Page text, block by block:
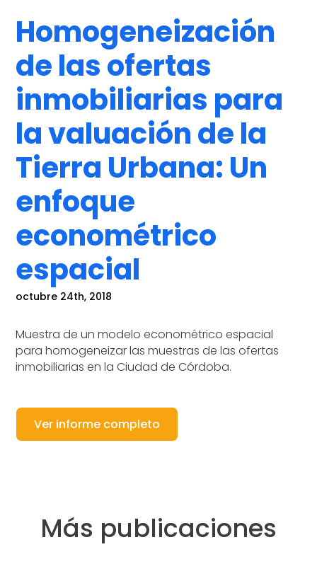
Homogeneización
de las ofertas
inmobiliarias para
la valuación de la
Tierra Urbana: Un
enfoque
econométrico
espacial
octubre 24th, 2018
Muestra de un modelo econométrico espacial
para homogeneizar las muestras de las ofertas
inmobiliarias en la Ciudad de Córdoba.
Ver informe completo
Más publicaciones